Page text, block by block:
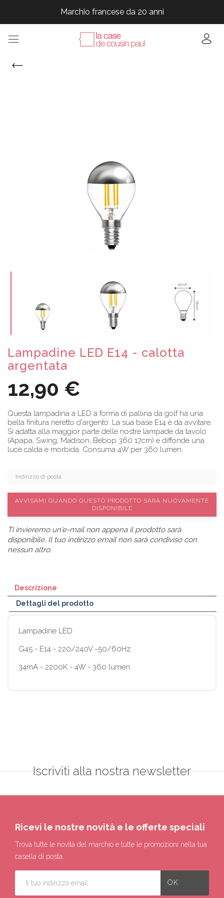
Marchio francese da 20 anni
Marchio francese da 20 anni
Marchio francese da 20 anni
Lampadine LED E14 - calotta
argentata
12,90 €
Questa lampadina a LED a forma di pallina da golf ha una
bella finitura neretto d'argento. La sua base E14 è da avvitare.
Si adatta alla maggior parte delle nostre lampade da tavolo
(Apapa, Swing, Madison, Bebop 360 17cm) e diffonde una
luce calda e morbida. Consuma 4W per 360 lumen.
AVVISAMI QUANDO QUESTO PRODOTTO SARÀ NUOVAMENTE
DISPONIBILE
Ti invieremo un'e-mail non appena il prodotto sarà
disponibile. Il tuo indirizzo email non sarà condiviso con
nessun altro.
Descrizione
Dettagli del prodotto
Lampadine LED
G45 - E14 - 220/240V ~50/60Hz
34mA - 2200K - 4W - 360 lumen
Iscriviti alla nostra newsletter
Ricevi le nostre novità e le offerte speciali
Trova tutte le novità del marchio e tutte le promozioni nella tua
casella di posta.